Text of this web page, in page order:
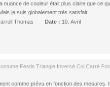
nuance de couleur était plus claire que ce
je suis globalement très satisfait.
Thomas Date : 10. Avril
Festin Triangle Inversé Col Carré
comme prévu en fonction des mesures.